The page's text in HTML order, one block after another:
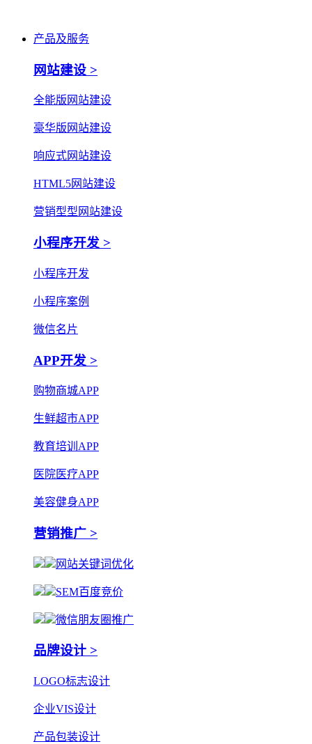
产品及服务
网站建设 >
全能版网站建设
豪华版网站建设
响应式网站建设
HTML5网站建设
营销型型网站建设
小程序开发 >
小程序开发
小程序案例
微信名片
APP开发 >
购物商城APP
生鲜超市APP
教育培训APP
医院医疗APP
美容健身APP
营销推广 >
网站关键词优化
SEM百度竞价
微信朋友圈推广
品牌设计 >
LOGO标志设计
企业VIS设计
产品包装设计